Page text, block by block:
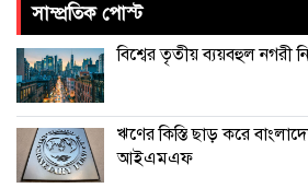
চীনের বেল্ট
থাকছে না ইতালি
সাম্প্রতিক পোস্ট
বিশ্বের তৃতীয় ব্যয়বহুল নগরী
ঋণের কিস্তি ছাড় করে
আইএমএফ